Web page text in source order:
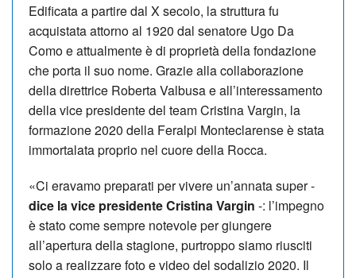
Edificata a partire dal X secolo, la struttura fu
acquistata attorno al 1920 dal senatore Ugo Da
Como e at­tualmente è di proprietà della fondazione
che porta il suo nome. Grazie alla collaborazione
della direttrice Roberta Valbusa e all’interessamento
della vice presidente del team Cristina Vargin, la
formazione 2020 della Feralpi Mon­te­clar­ense è stata
immortalata proprio nel cuore della Rocca.
«Ci eravamo preparati per vivere un’annata super -
dice la vice presidente Cri­stina Vargin -: l’impegno
è stato come sempre notevole per giungere
all’apertura della stagione, purtroppo siamo riusciti
solo a realizzare foto e video del sodalizio 2020. Il